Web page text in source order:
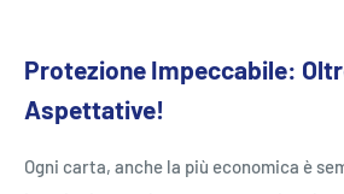
Protezione Impeccabile:
Aspettative!
Ogni carta, anche la più economica è